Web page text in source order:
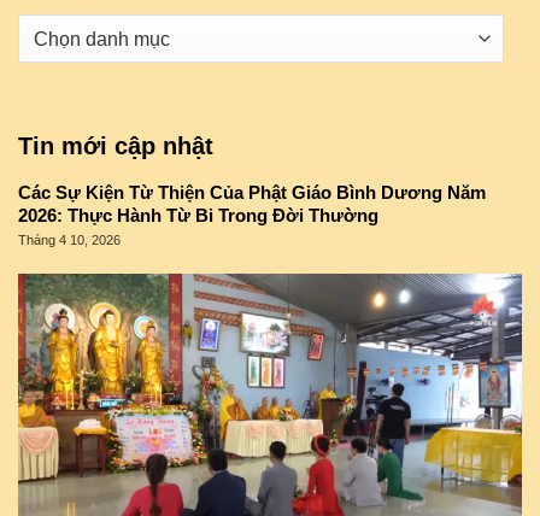
Tin mới cập nhật
Các Sự Kiện Từ Thiện Của Phật Giáo Bình Dương Năm
2026: Thực Hành Từ Bi Trong Đời Thường
Tháng 4 10, 2026